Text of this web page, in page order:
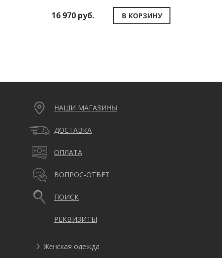
16 970 руб. В КОРЗИНУ
НАШИ МАГАЗИНЫ
ДОСТАВКА
ОПЛАТА
ВОПРОС-ОТВЕТ
ПОИСК
РЕКВИЗИТЫ
Женская одежда